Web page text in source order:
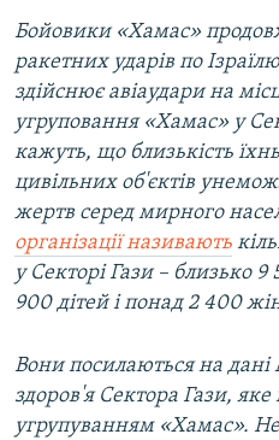
Бойовики «Хамас»
ракетних ударів по
здійснює авіаудари на
угруповання «Хамас» у
кажуть, що близькість
цивільних об'єктів
жертв серед мирного
організації називають
у Секторі Гази – близько
900 дітей і понад 2 400
Вони посилаються на дані
здоров'я Сектора Гази,
угрупуванням «Хамас».